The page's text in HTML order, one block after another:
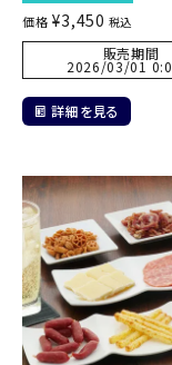
価格 ¥3,450 税込
販売期間
2026/03/01
詳細を見る